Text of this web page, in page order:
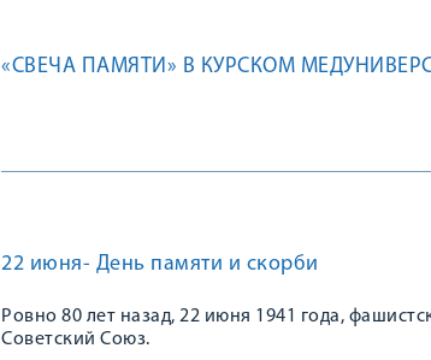
«СВЕЧА ПАМЯТИ» В КУРСКОМ
22 июня- День памяти и скорби
Ровно 80 лет назад, 22 июня 1941 года,
Советский Союз.